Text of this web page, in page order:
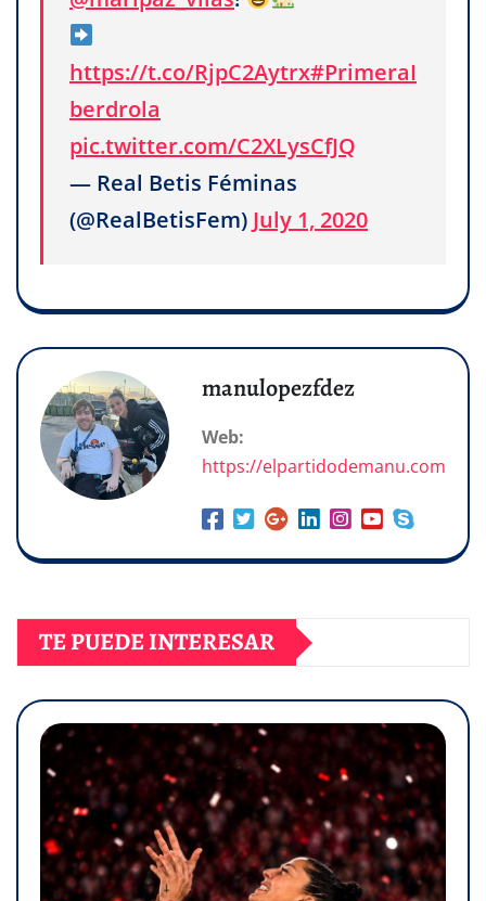
https://t.co/RjpC2Aytrx#PrimeraI
berdrola
pic.twitter.com/C2XLysCfJQ
— Real Betis Féminas
(@RealBetisFem) July 1, 2020
manulopezfdez
Web:
https://elpartidodemanu.com
TE PUEDE INTERESAR